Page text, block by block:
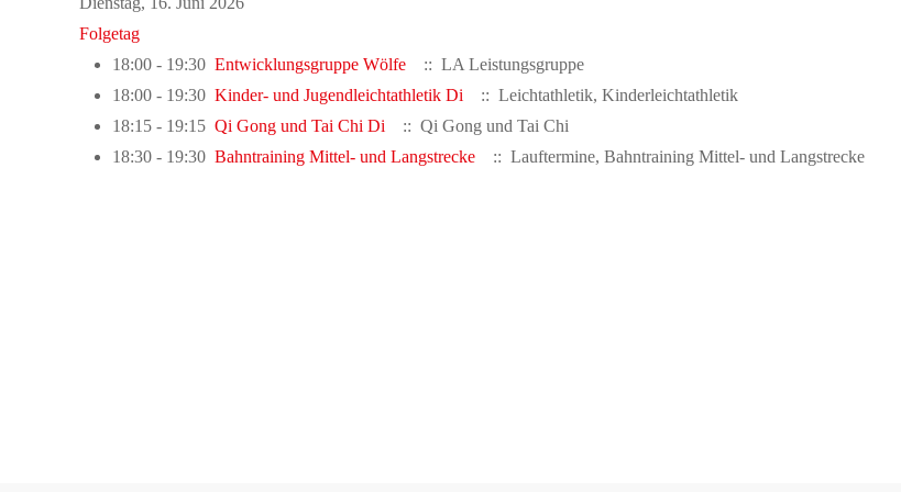
Folgetag
18:00 - 19:30 Entwicklungsgruppe Wölfe
:: LA Leistungsgruppe
18:00 - 19:30 Kinder- und Jugendleichtathletik Di
:: Leichtathletik, Kinderleichtathletik
18:15 - 19:15 Qi Gong und Tai Chi Di
:: Qi Gong und Tai Chi
18:30 - 19:30 Bahntraining Mittel- und Langstrecke :: Lauftermine, Bahntraining Mittel- und Langstrecke